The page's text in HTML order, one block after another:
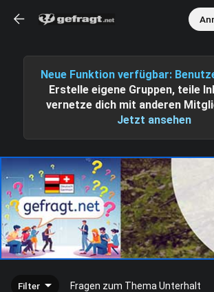
Neue Funktion verfügbar:
Erstelle eigene Gruppen, teile
vernetze dich mit anderen
Jetzt ansehen
Filter Fragen zum Thema Unterhalt